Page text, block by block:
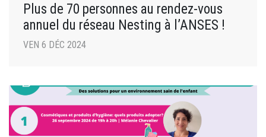
Plus de 70 personnes au rendez-vous
annuel du réseau Nesting à l’ANSES !
VEN 6 DÉC 2024